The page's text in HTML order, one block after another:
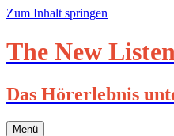
Zum Inhalt springen
The New
Das Hörerlebnis
Menü